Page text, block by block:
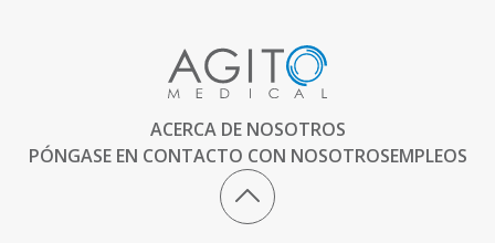
ACERCA DE NOSOTROS
PÓNGASE EN CONTACTO CON NOSOTROSEMPLEOS